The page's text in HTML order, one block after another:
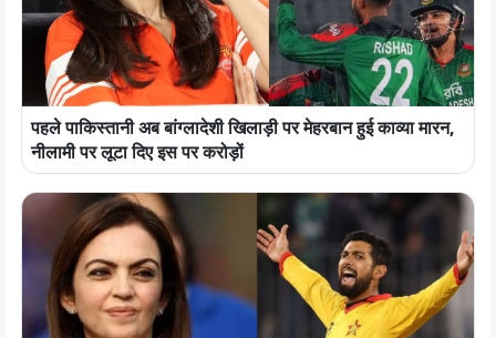
पहले पाकिस्तानी अब बांग्लादेशी खिलाड़ी पर मेहरबान हुई काव्या मारन,
नीलामी पर लूटा दिए इस पर करोड़ों